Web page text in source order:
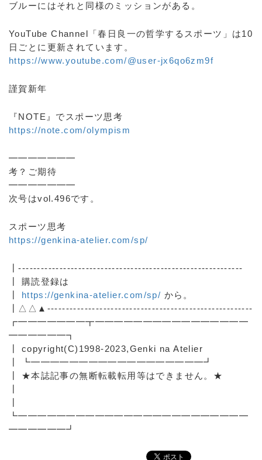
ブルーにはそれと同様のミッションがある。
YouTube Channel「春日良一の哲学するスポーツ」は10
日ごとに更新されています。
https://www.youtube.com/@user-jx6qo6zm9f
謹賀新年
『NOTE』でスポーツ思考
https://note.com/olympism
━━━━━━━
考？ご期待
━━━━━━━
次号はvol.496です。
スポーツ思考
https://genkina-atelier.com/sp/
┃------------------------------------------------------------
┃ 購読登録は
https://genkina-atelier.com/sp/ から。
┃△△▲-------------------------------------------------------
┏━━━━━━━┳━━━━━━━━━━━━━━━━
━━━━━━┓
┃ copyright(C)1998-2023,Genki na Atelier
┃ ┗━━━━━━━━━━━━━━━━━━┛
┃ ★本誌記事の無断転載転用等はできません。★
┗━━━━━━━━━━━━━━━━━━━━━━━━
━━━━━━┛